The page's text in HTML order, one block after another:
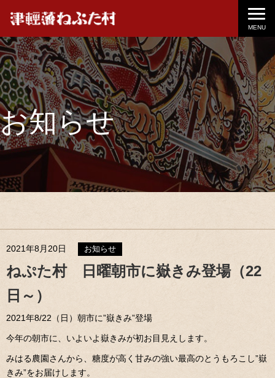
MENU
お知らせ
2021年8月20日 お知らせ
ねぷた村 日曜朝市に嶽きみ登場（22
日～）
2021年8/22（日）朝市に”嶽きみ”登場
今年の朝市に、いよいよ嶽きみが初お目見えします。
みはる農園さんから、糖度が高く甘みの強い最高のとうもろこし”嶽
きみ”をお届けします。